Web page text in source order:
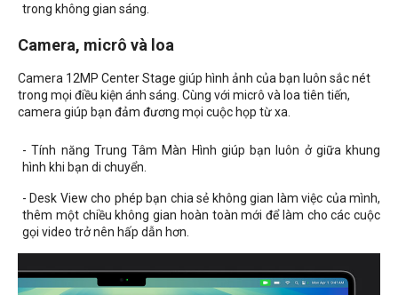
trong không gian sáng.
Camera, micrô và loa
Camera 12MP Center Stage giúp hình ảnh của bạn luôn sắc nét
trong mọi điều kiện ánh sáng. Cùng với micrô và loa tiên tiến,
camera giúp bạn đảm đương mọi cuộc họp từ xa.
- Tính năng Trung Tâm Màn Hình giúp bạn luôn ở giữa khung
hình khi bạn di chuyển.
- Desk View cho phép bạn chia sẻ không gian làm việc của mình,
thêm một chiều không gian hoàn toàn mới để làm cho các cuộc
gọi video trở nên hấp dẫn hơn.